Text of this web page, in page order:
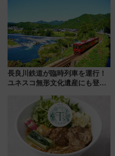
長良川鉄道が臨時列車を運行！
ユネスコ無形文化遺産にも登録
に 乗車には予約が必要